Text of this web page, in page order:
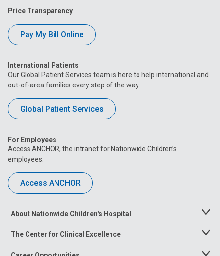
Price Transparency
Pay My Bill Online
International Patients
Our Global Patient Services team is here to help international and
out-of-area families every step of the way.
Global Patient Services
For Employees
Access ANCHOR, the intranet for Nationwide Children’s
employees.
Access ANCHOR
About Nationwide Children's Hospital
Toggle
The Center for Clinical Excellence
Toggle